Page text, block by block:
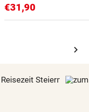
€31,90
chevron_right